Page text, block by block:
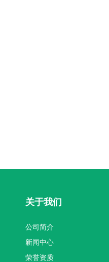
关于我们
公司简介
新闻中心
荣誉资质